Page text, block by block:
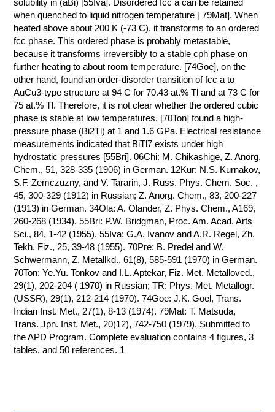
solubility in (aBi) [55Iva]. Disordered fcc a can be retained
when quenched to liquid nitrogen temperature [ 79Mat]. When
heated above about 200 K (-73 C), it transforms to an ordered
fcc phase. This ordered phase is probably metastable,
because it transforms irreversibly to a stable cph phase on
further heating to about room temperature. [74Goe], on the
other hand, found an order-disorder transition of fcc a to
AuCu3-type structure at 94 C for 70.43 at.% Tl and at 73 C for
75 at.% Tl. Therefore, it is not clear whether the ordered cubic
phase is stable at low temperatures. [70Ton] found a high-
pressure phase (Bi2Tl) at 1 and 1.6 GPa. Electrical resistance
measurements indicated that BiTl7 exists under high
hydrostatic pressures [55Bri]. 06Chi: M. Chikashige, Z. Anorg.
Chem., 51, 328-335 (1906) in German. 12Kur: N.S. Kurnakov,
S.F. Zemczuzny, and V. Tararin, J. Russ. Phys. Chem. Soc. ,
45, 300-329 (1912) in Russian; Z. Anorg. Chem., 83, 200-227
(1913) in German. 34Ola: A. Olander, Z. Phys. Chem., A169,
260-268 (1934). 55Bri: P.W. Bridgman, Proc. Am. Acad. Arts
Sci., 84, 1-42 (1955). 55Iva: G.A. Ivanov and A.R. Regel, Zh.
Tekh. Fiz., 25, 39-48 (1955). 70Pre: B. Predel and W.
Schwermann, Z. Metallkd., 61(8), 585-591 (1970) in German.
70Ton: Ye.Yu. Tonkov and I.L. Aptekar, Fiz. Met. Metalloved.,
29(1), 202-204 ( 1970) in Russian; TR: Phys. Met. Metallogr.
(USSR), 29(1), 212-214 (1970). 74Goe: J.K. Goel, Trans.
Indian Inst. Met., 27(1), 8-13 (1974). 79Mat: T. Matsuda,
Trans. Jpn. Inst. Met., 20(12), 742-750 (1979). Submitted to
the APD Program. Complete evaluation contains 4 figures, 3
tables, and 50 references. 1